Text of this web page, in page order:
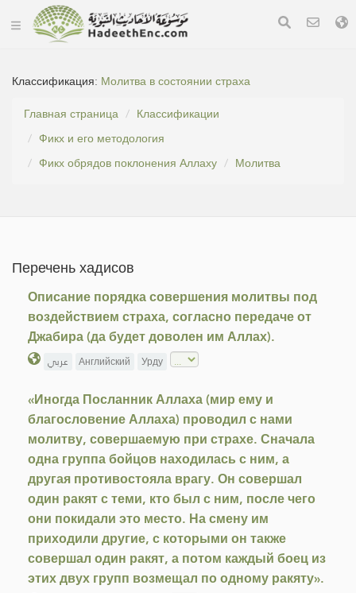
Классификация: Молитва в состоянии страха
Главная страница
Классификации
Фикх и его методология
Фикх обрядов поклонения Аллаху
Молитва
Перечень хадисов
Описание порядка совершения молитвы под
воздействием страха, согласно передаче от
Джабира (да будет доволен им Аллах).
عربي Английский Урду
«Иногда Посланник Аллаха (мир ему и
благословение Аллаха) проводил с нами
молитву, совершаемую при страхе. Сначала
одна группа бойцов находилась с ним, а
другая противостояла врагу. Он совершал
один ракят с теми, кто был с ним, после чего
они покидали это место. На смену им
приходили другие, с которыми он также
совершал один ракят, а потом каждый боец из
этих двух групп возмещал по одному ракяту».